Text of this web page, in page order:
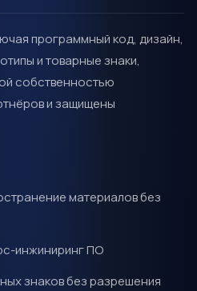
программный код, дизайн,
и товарные знаки,
собственностью
и защищены
материалов без
инжиниринг ПО
знаков без разрешения